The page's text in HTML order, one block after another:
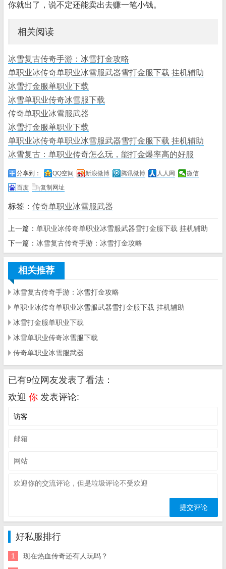
你就出了，说不定还能卖出去赚一笔小钱。
相关阅读
冰雪复古传奇手游：冰雪打金攻略
单职业冰传奇单职业冰雪服武器雪打金服下载 挂机辅助
冰雪打金服单职业下载
冰雪单职业传奇冰雪服下载
传奇单职业冰雪服武器
冰雪打金服单职业下载
单职业冰传奇单职业冰雪服武器雪打金服下载 挂机辅助
冰雪复古：单职业传奇怎么玩，能打金爆率高的好服
分享到： QQ空间 新浪微博 腾讯微博 人人网
微信
百度
复制网址
标签： 传奇单职业冰雪服武器
上一篇： 单职业冰传奇单职业冰雪服武器雪打金服下载 挂机辅助
下一篇： 冰雪复古传奇手游：冰雪打金攻略
相关推荐
冰雪复古传奇手游：冰雪打金攻略
单职业冰传奇单职业冰雪服武器雪打金服下载 挂机辅助
冰雪打金服单职业下载
冰雪单职业传奇冰雪服下载
传奇单职业冰雪服武器
已有9位网友发表了看法：
欢迎 你 发表评论:
好私服排行
1 现在热血传奇还有人玩吗？